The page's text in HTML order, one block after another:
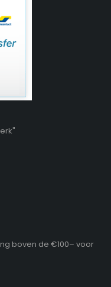
boven de €100– voor